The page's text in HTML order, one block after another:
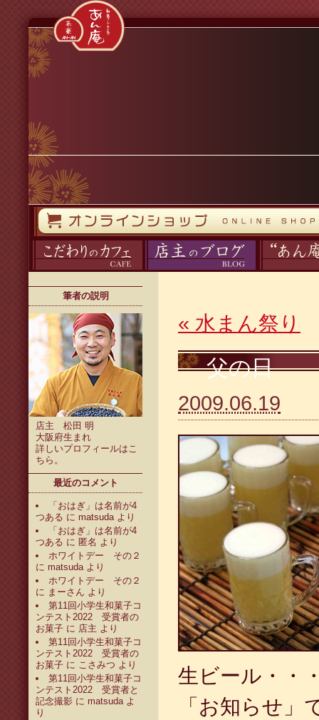
筆者の説明
店主 松田 明
大阪府生まれ
詳しいプロフィールはこ
ちら 。
最近のコメント
「おはぎ」は名前が4
つある に matsudaより
「おはぎ」は名前が4
つある に 匿名 より
ホワイトデー その２
に matsudaより
ホワイトデー その２
に まーさん より
第11回小学生和菓子コ
ンテスト2022 受賞者の
お菓子 に 店主 より
第11回小学生和菓子コ
ンテスト2022 受賞者の
お菓子 に こさみつ より
第11回小学生和菓子コ
ンテスト2022 受賞者と
記念撮影 に matsudaよ
り
« 水まん祭り
父の日
2009.06.19
生ビール・・
「お知らせ」